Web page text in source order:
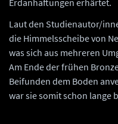
Laut den Studienautor/
die Himmelsscheibe von
was sich aus mehreren
Am Ende der frühen
Beifunden dem Boden
war sie somit schon lange